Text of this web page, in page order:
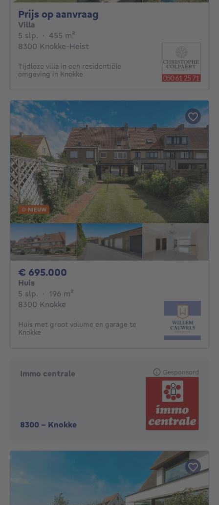
Prijs op aanvraag
Villa
5 slp. 5 slaapkamers
· 455 m²
8300 Knokke-Heist
Tijdloze villa in een residentiële
omgeving in Knokke
NIEUW
€ 695.000
Huis
5 slp. 5 slaapkamers
· 196 m²
8300 Knokke
Huis met groot volume en garage te
Knokke
Immo centrale
8300 - Knokke
Gesponsord